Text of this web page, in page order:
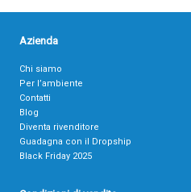
Azienda
Chi siamo
Per l’ambiente
Contatti
Blog
Diventa rivenditore
Guadagna con il Dropship
Black Friday 2025